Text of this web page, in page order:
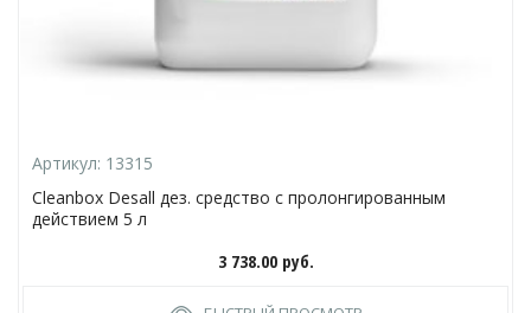
Артикул: 13315
Cleanbox Desall дез. средство с пролонгированным
действием 5 л
3 738.00 руб.